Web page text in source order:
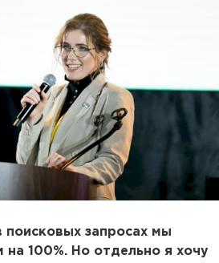
поисковых запросах мы
на 100%. Но отдельно я хочу